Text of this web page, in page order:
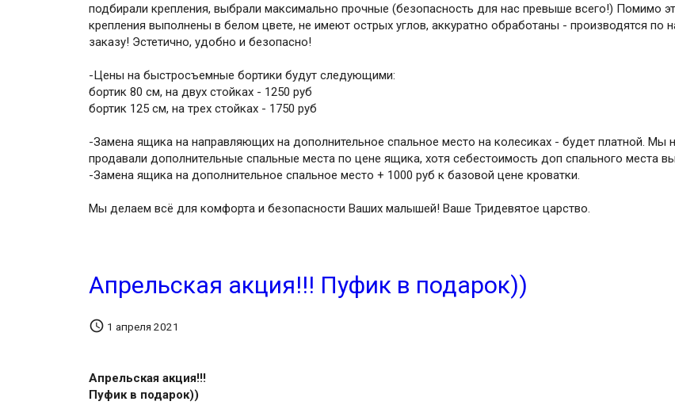
подбирали крепления, выбрали максимально прочные (безопасность для нас превыше всего!) Помимо
крепления выполнены в белом цвете, не имеют острых углов, аккуратно обработаны - производятся по
заказу! Эстетично, удобно и безопасно!
-Цены на быстросъемные бортики будут следующими:
бортик 80 см, на двух стойках - 1250 руб
бортик 125 см, на трех стойках - 1750 руб
-Замена ящика на направляющих на дополнительное спальное место на колесиках - будет платной. Мы
продавали дополнительные спальные места по цене ящика, хотя себестоимость доп спального места
-Замена ящика на дополнительное спальное место + 1000 руб к базовой цене кроватки.
Мы делаем всё для комфорта и безопасности Ваших малышей! Ваше Тридевятое царство.
Апрельская акция!!! Пуфик в подарок))
 1 апреля 2021
Апрельская акция!!!
Пуфик в подарок))